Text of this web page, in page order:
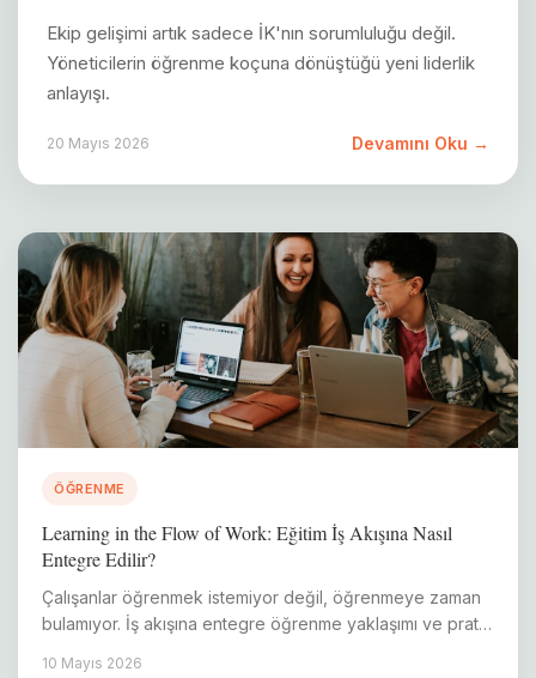
Ekip gelişimi artık sadece İK'nın sorumluluğu değil.
Yöneticilerin öğrenme koçuna dönüştüğü yeni liderlik
anlayışı.
20 Mayıs 2026 Devamını Oku →
ÖĞRENME
Learning in the Flow of Work: Eğitim İş Akışına Nasıl
Entegre Edilir?
Çalışanlar öğrenmek istemiyor değil, öğrenmeye zaman
bulamıyor. İş akışına entegre öğrenme yaklaşımı ve pratik
10 Mayıs 2026